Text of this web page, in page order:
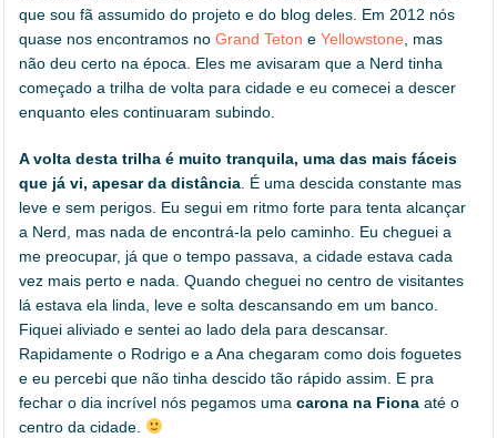
que sou fã assumido do projeto e do blog deles. Em 2012 nós
quase nos encontramos noGrand Teton eYellowstone , mas
não deu certo na época. Eles me avisaram que a Nerd tinha
começado a trilha de volta para cidade e eu comecei a descer
enquanto eles continuaram subindo.
A volta desta trilha é muito tranquila, uma das mais fáceis
que já vi, apesar da distância . É uma descida constante mas
leve e sem perigos. Eu segui em ritmo forte para tenta alcançar
a Nerd, mas nada de encontrá-la pelo caminho. Eu cheguei a
me preocupar, já que o tempo passava, a cidade estava cada
vez mais perto e nada. Quando cheguei no centro de visitantes
lá estava ela linda, leve e solta descansando em um banco.
Fiquei aliviado e sentei ao lado dela para descansar.
Rapidamente o Rodrigo e a Ana chegaram como dois foguetes
e eu percebi que não tinha descido tão rápido assim. E pra
fechar o dia incrível nós pegamos umacarona na Fiona até o
centro da cidade.